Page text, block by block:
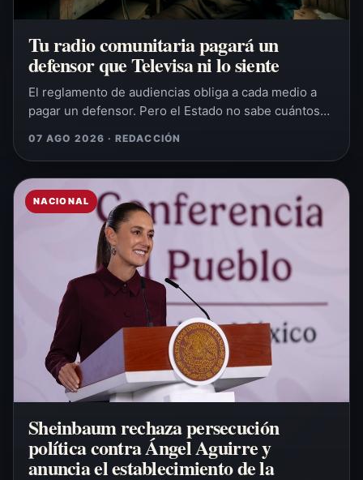
Tu radio comunitaria pagará un
defensor que Televisa ni lo siente
El reglamento de audiencias obliga a cada medio a
pagar un defensor. Pero el Estado no sabe cuántos…
07 AGO 2026 · REDACCIÓN
NACIONAL
Sheinbaum rechaza persecución
política contra Ángel Aguirre y
anuncia el establecimiento de la